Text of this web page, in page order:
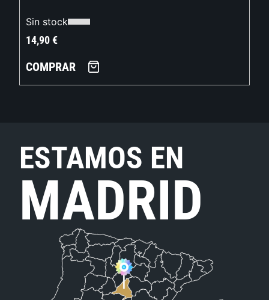
Sin stock
14,90€
COMPRAR
ESTAMOS EN
MADRID